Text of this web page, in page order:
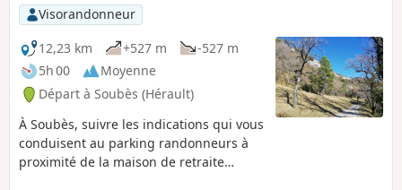
Visorandonneur
12,23 km
+527 m
-527 m
5h 00
Moyenne
Départ à Soubès (Hérault)
À Soubès, suivre les indications qui vous
conduisent au parking randonneurs à
proximité de la maison de retraite